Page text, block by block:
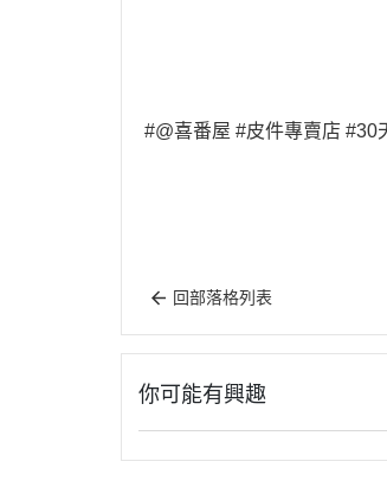
#@喜番屋 #皮件專賣店 #30
回部落格列表
你可能有興趣